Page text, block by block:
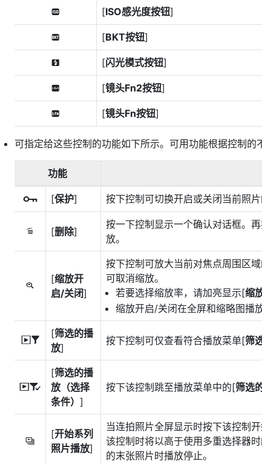
F [ISO感光度按钮]
r [BKT按钮]
t [闪光模式按钮]
3 [镜头Fn2按钮]
S [镜头Fn按钮]
可指定给这些控制的功能如下所示。可用功能根据控制的
功能
g [保护] 按下控制可切换开启或关闭当前照片
O [删除]
按一下控制显示一个确认对话框。
放。
p
[缩放开
启/关闭]
按下控制可放大当前对焦点周围区
可取消缩放。
若要选择缩放率，请加亮显示[缩
缩放开启/关闭在全屏和缩略图播
l
[筛选的播
放]
按下控制可仅查看符合播放菜单[筛
N
[筛选的播
放（选择
条件） ]
按下该控制跳至播放菜单中的[筛选
O
[开始系列
照片播放]
当连拍照片全屏显示时按下该控制
该控制时将以高于使用多重选择器
的末张照片时播放停止。